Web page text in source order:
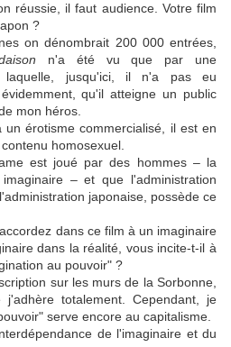
réussie, il faut audience. Votre film
?
on dénombrait 200 000 entrées,
n'a été vu que par une
laquelle, jusqu'ici, il n'a pas eu
qu'il atteigne un public
mon héros.
érotisme commercialisé, il est en
homosexuel.
est joué par des hommes – la
– et que l'administration
japonaise, possède ce
dans ce film à un imaginaire
dans la réalité, vous incite‑t‑il à
au pouvoir" ?
sur les murs de la Sorbonne,
totalement. Cependant, je
serve encore au capitalisme.
de l'imaginaire et du